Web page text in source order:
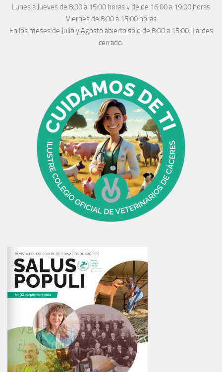
Lunes a Jueves de 8:00 a 15:00 horas y de de 16:00 a 19:00 horas
Viernes de 8:00 a 15:00 horas
En los meses de Julio y Agosto abierto solo de 8:00 a 15:00. Tardes
cerrado.